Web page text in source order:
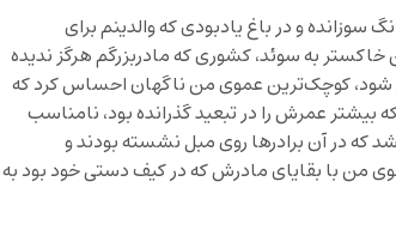
و در باغ یادبودی که والدینم برای
به سوئد، کشوری که مادربزرگم هرگز ندیده
شود، کوچک‌ترین عموی من ناگهان احساس کرد که
عمرش را در تبعید گذرانده بود، نامناسب
که در آن برادرها روی مبل نشسته بودند و
من با بقایای مادرش که در کیف دستی خود بود به